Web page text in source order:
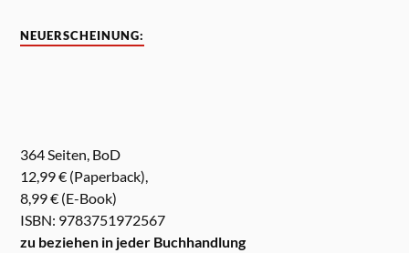
NEUERSCHEINUNG:
364 Seiten, BoD
12,99 € (Paperback),
8,99 € (E-Book)
ISBN: 9783751972567
zu beziehen in jeder Buchhandlung